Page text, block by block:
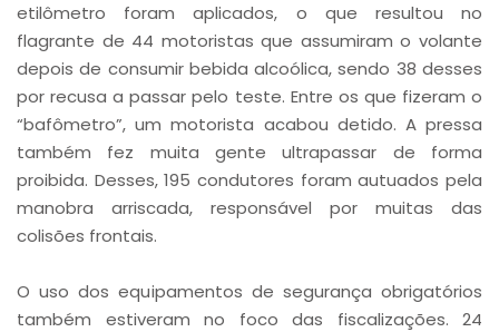
etilômetro foram aplicados, o que resultou no
flagrante de 44 motoristas que assumiram o volante
depois de consumir bebida alcoólica, sendo 38 desses
por recusa a passar pelo teste. Entre os que fizeram o
“bafômetro”, um motorista acabou detido. A pressa
também fez muita gente ultrapassar de forma
proibida. Desses, 195 condutores foram autuados pela
manobra arriscada, responsável por muitas das
colisões frontais.
O uso dos equipamentos de segurança obrigatórios
também estiveram no foco das fiscalizações. 24